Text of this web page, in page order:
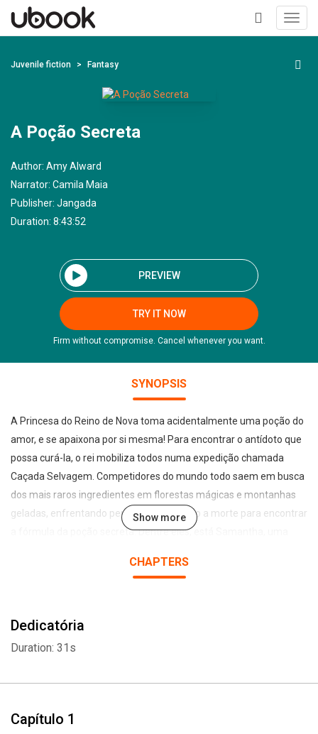
+
Juvenile fiction Fantasy
A Poção Secreta
Author: Amy Alward
Narrator: Camila Maia
Publisher: Jangada
Duration: 8:43:52
PREVIEW
TRY IT NOW
Firm without compromise. Cancel whenever you want.
SYNOPSIS
A Princesa do Reino de Nova toma acidentalmente uma poção do
amor, e se apaixona por si mesma! Para encontrar o antídoto que
possa curá-la, o rei mobiliza todos numa expedição chamada
Caçada Selvagem. Competidores do mundo todo saem em busca
dos mais raros ingredientes em florestas mágicas e montanhas
geladas, enfrentando perigos e encarando a morte para encontrar
a fórmula da poção secreta. Dentre eles, está Samantha, uma
talento para preparar poções. Esta pode ser a oportunidade para
ela conseguirá descobrir a cura e salvar a Princesa?
Show more
CHAPTERS
Dedicatória
Duration: 31s
Capítulo 1